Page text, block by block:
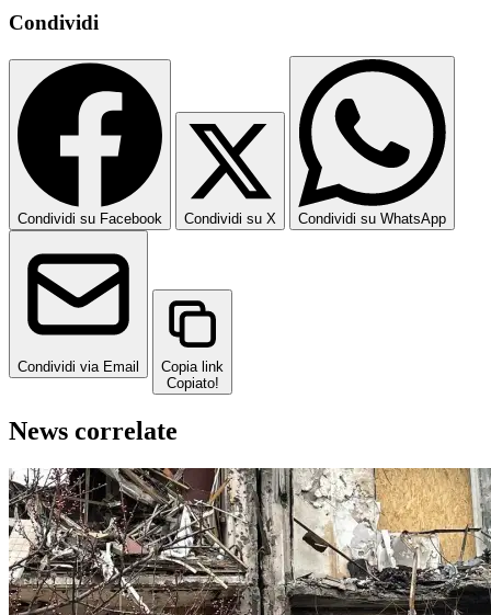
Condividi
Condividi su Facebook Condividi su X Condividi su WhatsApp
Condividi via Email
Copia link
Copiato!
News correlate